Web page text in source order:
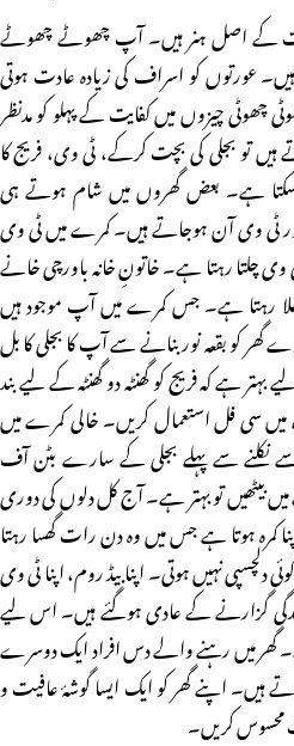
کے اصل ہنر ہیں۔ آپ چھوٹے چھوٹے
عورتوں کو اسراف کی زیادہ عادت ہوتی
چھوٹی چیزوں میں کفایت کے پہلو کو مدنظر
ہیں تو بجلی کی بچت کرکے، ٹی وی، فریج کا
ہے۔ بعض گھروں میں شام ہوتے ہی
ٹی وی آن ہوجاتے ہیں۔ کمرے میں ٹی وی
وی چلتا رہتا ہے۔ خاتونِ خانہ باورچی خانے
رہتا ہے۔ جس کمرے میں آپ موجود ہیں
کو بقعہ نور بنانے سے آپ کا بجلی کا بل
ہے کہ فریج کو گھنٹہ دو گھنٹہ کے لیے بند
سی فل استعمال کریں۔ خالی کمرے میں
سے نکلنے سے پہلے بجلی کے سارے بٹن آف
تو بہتر ہے۔ آج کل دلوں کی دوری
کمرہ ہوتا ہے جس میں وہ دن رات گھسا رہتا
نہیں ہوتی۔ اپنا بیڈ روم، اپنا ٹی وی
گزارنے کے عادی ہوگئے ہیں۔ اس لیے
میں رہنے والے دس افراد ایک دوسرے
ہیں۔ اپنے گھر کو ایک ایسا گوشۂ عافیت و
محسوس کریں۔